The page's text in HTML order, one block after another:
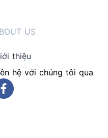
US
thiệu
hệ với chúng tôi qua